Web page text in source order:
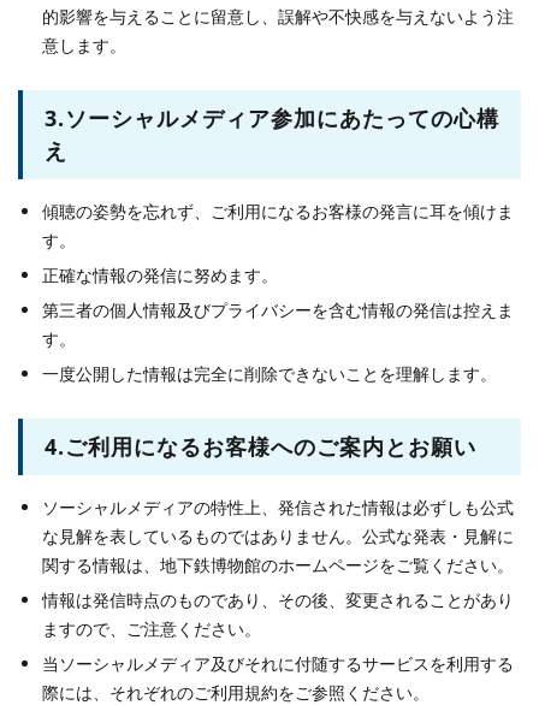
的影響を与えることに留意し、誤解や不快感を与えないよう注
意します。
3.ソーシャルメディア参加にあたっての心構
え
傾聴の姿勢を忘れず、ご利用になるお客様の発言に耳を傾けま
す。
正確な情報の発信に努めます。
第三者の個人情報及びプライバシーを含む情報の発信は控えま
す。
一度公開した情報は完全に削除できないことを理解します。
4.ご利用になるお客様へのご案内とお願い
ソーシャルメディアの特性上、発信された情報は必ずしも公式
な見解を表しているものではありません。公式な発表・見解に
関する情報は、地下鉄博物館のホームページをご覧ください。
情報は発信時点のものであり、その後、変更されることがあり
ますので、ご注意ください。
当ソーシャルメディア及びそれに付随するサービスを利用する
際には、それぞれのご利用規約をご参照ください。